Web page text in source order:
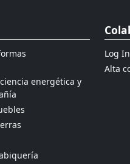
energética y
Log
Alta